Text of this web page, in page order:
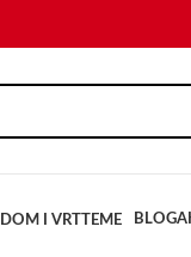
DOM I VRTTEME BLOG